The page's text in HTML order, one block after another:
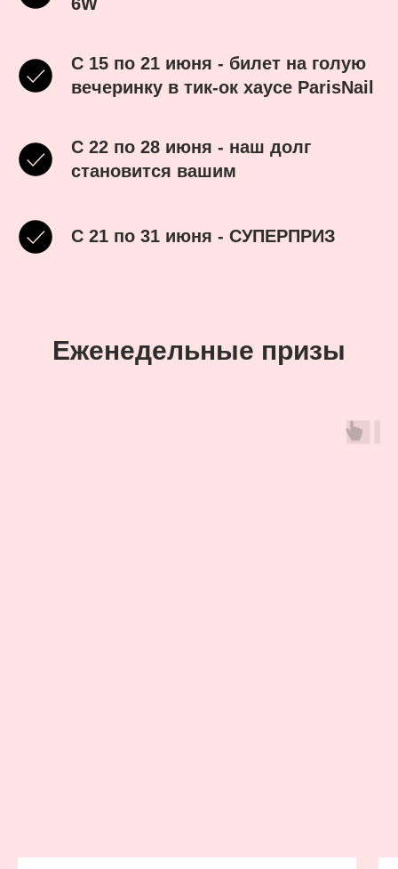
C 15 по 21 июня - билет на голую
вечеринку в тик-ок хаусе ParisNail
C 22 по 28 июня - наш долг
становится вашим
С 21 по 31 июня - СУПЕРПРИЗ
Еженедельные призы